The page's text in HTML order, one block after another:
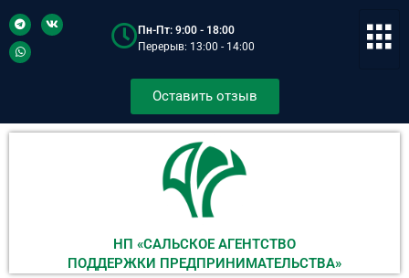
Пн-Пт: 9:00 - 18:00
Перерыв: 13:00 - 14:00
Оставить отзыв
НП «САЛЬСКОЕ АГЕНТСТВО
ПОДДЕРЖКИ ПРЕДПРИНИМАТЕЛЬСТВА»